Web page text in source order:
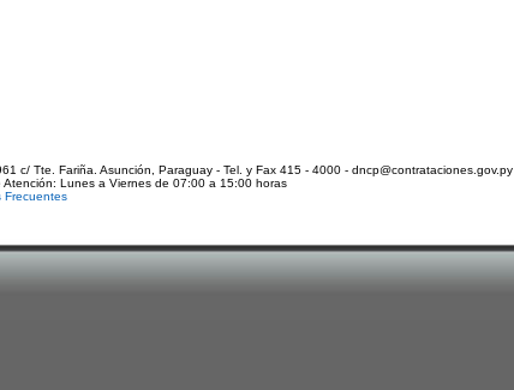
c/ Tte. Fariña. Asunción, Paraguay - Tel. y Fax 415 - 4000 - dncp@contrataciones.gov.py
Atención: Lunes a Viernes de 07:00 a 15:00 horas
Frecuentes